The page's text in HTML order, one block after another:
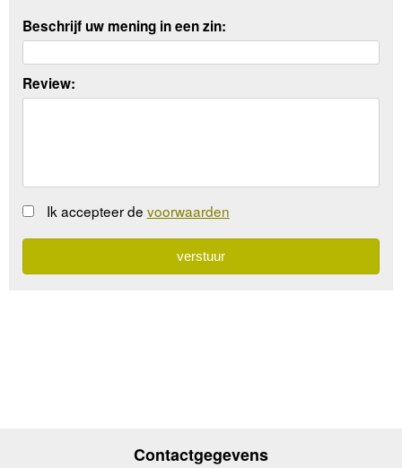
Beschrijf uw mening in een zin:
Review:
Ik accepteer de voorwaarden
Contactgegevens